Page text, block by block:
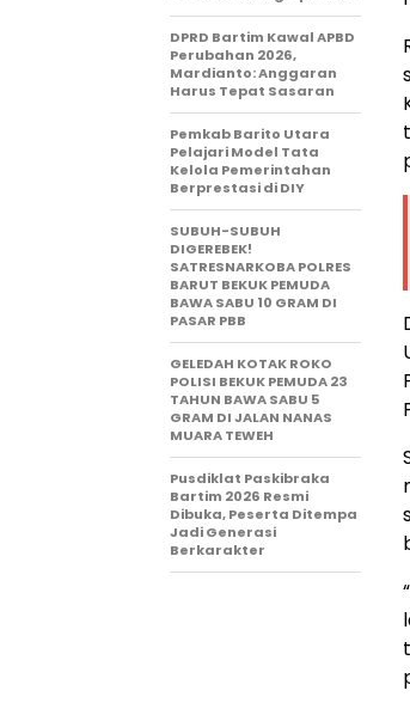
DPRD Bartim Kawal APBD
Perubahan 2026,
Mardianto: Anggaran
Harus Tepat Sasaran
Pemkab Barito Utara
Pelajari Model Tata
Kelola Pemerintahan
Berprestasi di DIY
SUBUH-SUBUH
DIGEREBEK!
SATRESNARKOBA POLRES
BARUT BEKUK PEMUDA
BAWA SABU 10 GRAM DI
PASAR PBB
GELEDAH KOTAK ROKO
POLISI BEKUK PEMUDA 23
TAHUN BAWA SABU 5
GRAM DI JALAN NANAS
MUARA TEWEH
Pusdiklat Paskibraka
Bartim 2026 Resmi
Dibuka, Peserta Ditempa
Jadi Generasi
Berkarakter